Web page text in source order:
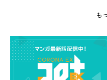
「なかなか楽しかった
最強水魔法使いの気ま
第3巻！
も